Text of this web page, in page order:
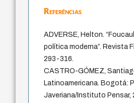
Referências
ADVERSE, Helton.
política moderna”. Revista
293-316.
CASTRO-GÓMEZ,
Latinoamericana. Bogotá:
Javeriana/Instituto Pensar,